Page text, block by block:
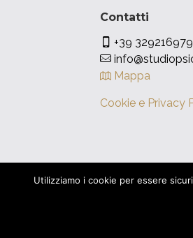
Contatti
+39
Mappa
Cookie e Privacy
© 2026
Utilizziamo i cookie per essere